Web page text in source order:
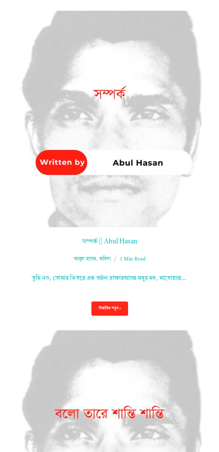
সম্পর্ক || Abul Hasan
আবুল হাসান,কবিতা 1 Min Read
তুমি নও, তোমার ভিতরে এক অটল দ্রাক্ষারআসন্ন মধুর মদ, মাতোয়ারা…
বিস্তারিত পড়ুন »